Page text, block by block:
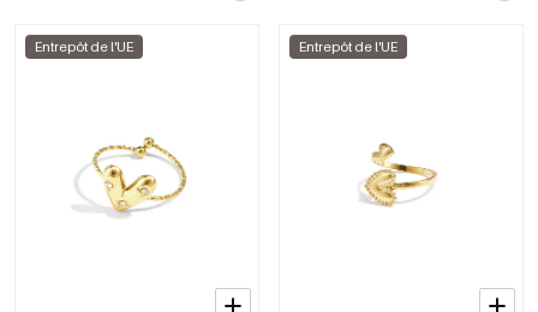
Entrepôt de l'UE Entrepôt de l'UE